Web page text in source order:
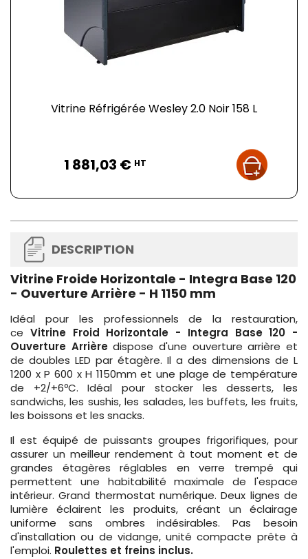
Vitrine Réfrigérée Wesley 2.0 Noir 158 L
1 881,03 € HT
DESCRIPTION
Vitrine Froide Horizontale - Integra Base 120
- Ouverture Arrière - H 1150 mm
Idéal pour les professionnels de la restauration,
ce Vitrine Froid Horizontale - Integra Base 120 -
Ouverture Arrièredispose d'une ouverture arrière et
de doubles LED par étagère. Il a des dimensions de L
1200 x P 600 x H 1150mm et une plage de température
de +2/+6ºC. Idéal pour stocker les desserts, les
sandwichs, les sushis, les salades, les buffets, les fruits,
les boissons et les snacks.
Il est équipé de puissants groupes frigorifiques, pour
assurer un meilleur rendement à tout moment et de
grandes étagères réglables en verre trempé qui
permettent une habitabilité maximale de l'espace
intérieur. Grand thermostat numérique. Deux lignes de
lumière éclairent les produits, créant un éclairage
uniforme sans ombres indésirables. Pas besoin
d'installation ou de vidange, unité compacte prête à
l'emploi. Roulettes et freins inclus.